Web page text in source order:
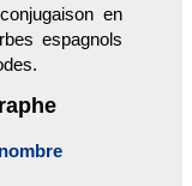
en
espagnols